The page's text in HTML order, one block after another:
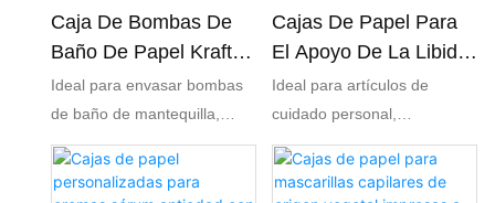
garantiza un cierre seguro
gracias a su solapa
magnética integrada, lo que
la hace perfecta para
productos de alta gama.
convirtiéndola en la solución
de embalaje ideal para
productos de lujo.
Caja De Bombas De
Baño De Papel Kraft
Con Ventana,
Personalizada Y
Ecológica.
Ideal para envasar bombas
de baño de mantequilla,
sales de baño y otros
productos para el cuidado
corporal. Perfecto para
Cajas De Papel Para
El Apoyo De La Libido
Impresas A Medida
Para El Cuidado
Personal
Ideal para artículos de
cuidado personal,
suplementos dietéticos y
gomitas para aumentar la
libido. Impresión a todo color